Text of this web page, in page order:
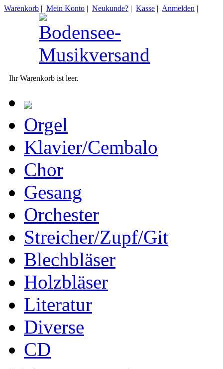
Warenkorb | Mein Konto | Neukunde? | Kasse | Anmelden |
Ihr Warenkorb ist leer.
Orgel
Klavier/Cembalo
Chor
Gesang
Orchester
Streicher/Zupf/Git
Blechbläser
Holzbläser
Literatur
Diverse
CD